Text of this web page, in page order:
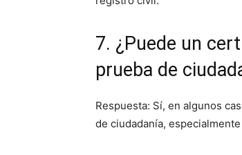
7. ¿Puede un
prueba de
Respuesta: Sí, en algunos
de ciudadanía,